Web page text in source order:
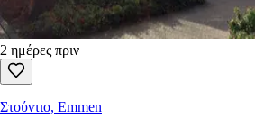
2 ημέρες πριν
Στούντιο, Emmen